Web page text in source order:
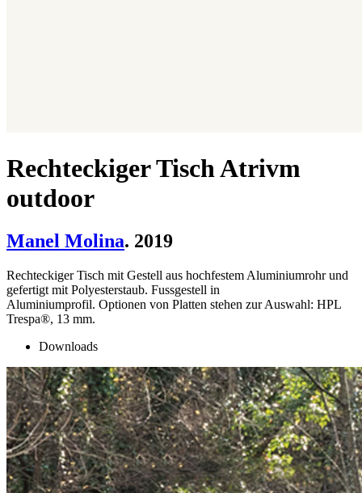
Rechteckiger Tisch Atrivm
outdoor
Manel Molina. 2019
Rechteckiger Tisch mit Gestell aus hochfestem Aluminiumrohr und
gefertigt mit Polyesterstaub. Fussgestell in
Aluminiumprofil. Optionen von Platten stehen zur Auswahl: HPL
Trespa®, 13 mm.
Downloads